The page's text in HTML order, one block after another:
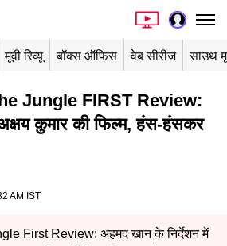
मूवी रिव्यू बॉक्स ऑफिस वेब सीरीज साउथ
Jungle FIRST Review:
कुमार की फिल्म, हंस-हंसकर
AM IST
First Review: अहमद खान के निर्देशन में